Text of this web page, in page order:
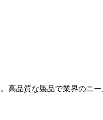
高品質な製品で業界のニ